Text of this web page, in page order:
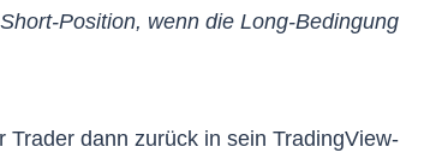
Position, wenn die Long-Bedingung
dann zurück in sein TradingView-